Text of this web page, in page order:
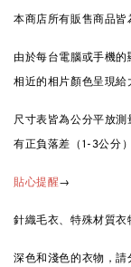
本商店所有販售商品
由於每台電腦或手機
相近的相片顏色呈現給
尺寸表皆為公分平放
有正負落差（1-3公分
貼心提醒→
針織毛衣、特殊材質衣
深色和淺色的衣物，請